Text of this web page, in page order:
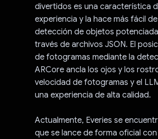
divertidos es una característica
experiencia y la hace más fácil
detección de objetos
través de archivos JSON. El
de fotogramas mediante la
ARCore ancla los ojos y los
velocidad de fotogramas y el
una experiencia de alta calidad.
Actualmente, Everies se
que se lance de forma oficial